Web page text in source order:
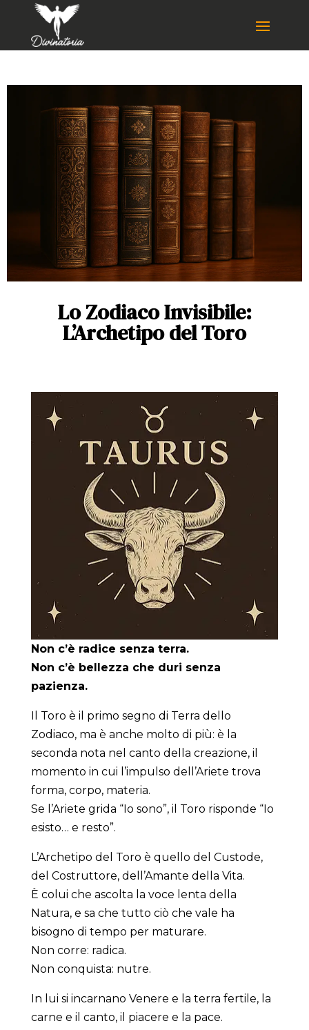
Lo Zodiaco Invisibile:
L’Archetipo del Toro
Non c’è radice senza terra.
Non c’è bellezza che duri senza
pazienza.
Il Toro è il primo segno di Terra dello
Zodiaco, ma è anche molto di più: è la
seconda nota nel canto della creazione, il
momento in cui l’impulso dell’Ariete trova
forma, corpo, materia.
Se l’Ariete grida “Io sono”, il Toro risponde “Io
esisto… e resto”.
L’Archetipo del Toro è quello del Custode,
del Costruttore, dell’Amante della Vita.
È colui che ascolta la voce lenta della
Natura, e sa che tutto ciò che vale ha
bisogno di tempo per maturare.
Non corre: radica.
Non conquista: nutre.
In lui si incarnano Venere e la terra fertile, la
carne e il canto, il piacere e la pace.